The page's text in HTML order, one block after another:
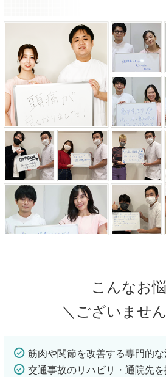
こんなお
＼ございませ
筋肉や関節を改善する専門的
交通事故のリハビリ・通院先を